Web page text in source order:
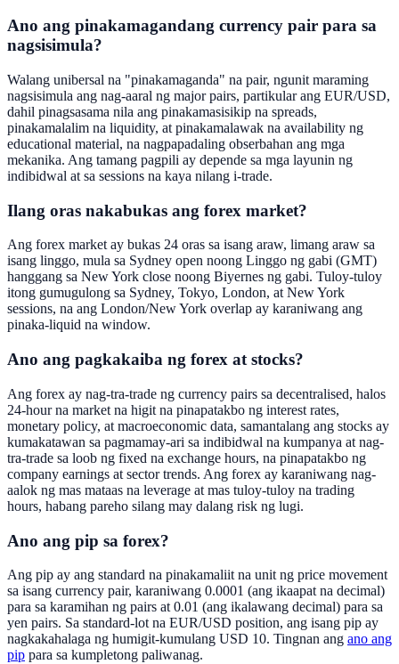
Ano ang pinakamagandang currency pair para sa
nagsisimula?
Walang unibersal na "pinakamaganda" na pair, ngunit maraming
nagsisimula ang nag-aaral ng major pairs, partikular ang EUR/USD,
dahil pinagsasama nila ang pinakamasisikip na spreads,
pinakamalalim na liquidity, at pinakamalawak na availability ng
educational material, na nagpapadaling obserbahan ang mga
mekanika. Ang tamang pagpili ay depende sa mga layunin ng
indibidwal at sa sessions na kaya nilang i-trade.
Ilang oras nakabukas ang forex market?
Ang forex market ay bukas 24 oras sa isang araw, limang araw sa
isang linggo, mula sa Sydney open noong Linggo ng gabi (GMT)
hanggang sa New York close noong Biyernes ng gabi. Tuloy-tuloy
itong gumugulong sa Sydney, Tokyo, London, at New York
sessions, na ang London/New York overlap ay karaniwang ang
pinaka-liquid na window.
Ano ang pagkakaiba ng forex at stocks?
Ang forex ay nag-tra-trade ng currency pairs sa decentralised, halos
24-hour na market na higit na pinapatakbo ng interest rates,
monetary policy, at macroeconomic data, samantalang ang stocks ay
kumakatawan sa pagmamay-ari sa indibidwal na kumpanya at nag-
tra-trade sa loob ng fixed na exchange hours, na pinapatakbo ng
company earnings at sector trends. Ang forex ay karaniwang nag-
aalok ng mas mataas na leverage at mas tuloy-tuloy na trading
hours, habang pareho silang may dalang risk ng lugi.
Ano ang pip sa forex?
Ang pip ay ang standard na pinakamaliit na unit ng price movement
sa isang currency pair, karaniwang 0.0001 (ang ikaapat na decimal)
para sa karamihan ng pairs at 0.01 (ang ikalawang decimal) para sa
yen pairs. Sa standard-lot na EUR/USD position, ang isang pip ay
nagkakahalaga ng humigit-kumulang USD 10. Tingnan ang ano ang
pip para sa kumpletong paliwanag.